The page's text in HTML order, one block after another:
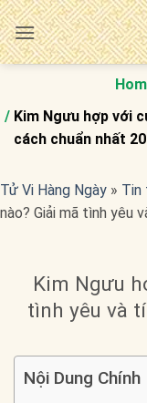
Bỏ
qua
nội
Kim Ngưu hợp với
cách chuẩn nhất
Tử Vi Hàng Ngày » Tin
nào? Giải mã tình yêu
Kim Ngưu
tình yêu và
Nội Dung Chính